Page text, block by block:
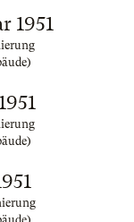
1951